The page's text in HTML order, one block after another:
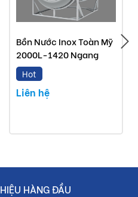
mà Buildshop bán là sản
giả, hàng nhái.
Bồn Nước Inox Toàn Mỹ
2000L-1420 Ngang
Hot
Liên hệ
HÀNG ĐẦU